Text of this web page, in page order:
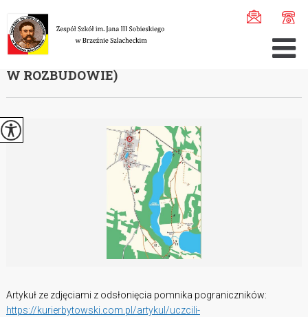
3. POGR ...
3. POGRANICZNICY I DĘBY PAMIĘCI (STRONA
W ROZBUDOWIE)
Artykuł ze zdjęciami z odsłonięcia pomnika pograniczników:
https://kurierbytowski.com.pl/artykul/uczcili-